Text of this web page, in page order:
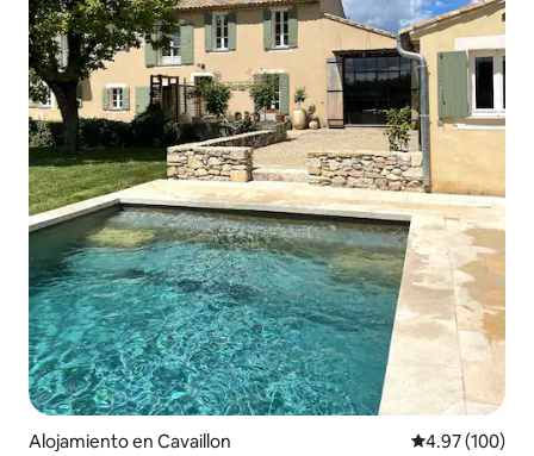
Alojamiento en Cavaillon Calificación
4.97 (100)